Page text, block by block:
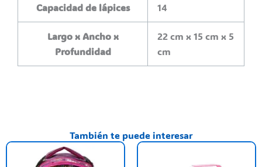
Capacidad de lápices 14
Largo x Ancho x
Profundidad
22 cm x 15 cm x 5
cm
También te puede interesar